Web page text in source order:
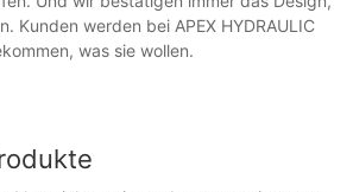
Kunden werden bei APEX HYDRAULIC
was sie wollen.